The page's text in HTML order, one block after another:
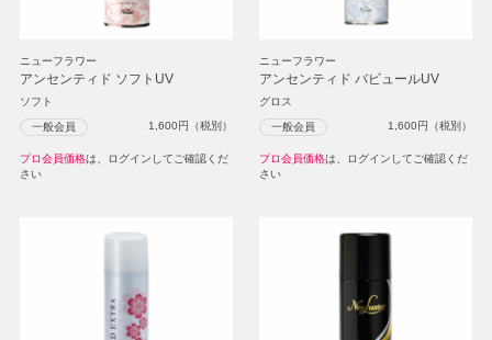
ニューフラワー
アンセンティド ソフトUV
ソフト
一般会員 1,600円（税別）
プロ会員価格は、ログインしてご確認くだ
さい
ニューフラワー
アンセンティド バビュールUV
グロス
一般会員 1,600円（税別）
プロ会員価格は、ログインしてご確認くだ
さい